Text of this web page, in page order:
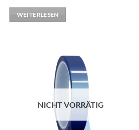
WEITERLESEN
NICHT VORRÄTIG